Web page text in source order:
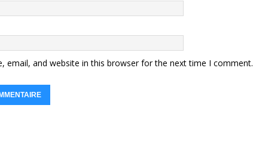
email, and website in this browser for the next time I comment.